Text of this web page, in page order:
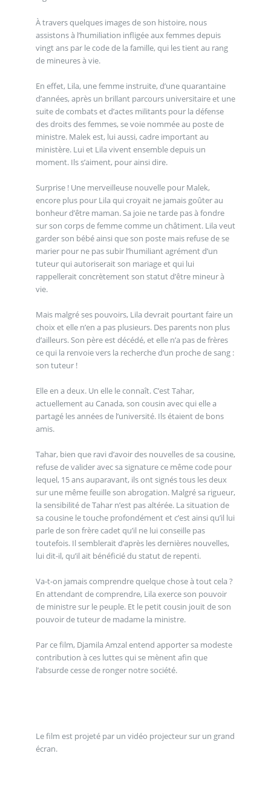
À travers quelques images de son histoire, nous
assistons à l’humiliation infligée aux femmes depuis
vingt ans par le code de la famille, qui les tient au rang
de mineures à vie.
En effet, Lila, une femme instruite, d’une quarantaine
d’années, après un brillant parcours universitaire et une
suite de combats et d’actes militants pour la défense
des droits des femmes, se voie nommée au poste de
ministre. Malek est, lui aussi, cadre important au
ministère. Lui et Lila vivent ensemble depuis un
moment. Ils s’aiment, pour ainsi dire.
Surprise ! Une merveilleuse nouvelle pour Malek,
encore plus pour Lila qui croyait ne jamais goûter au
bonheur d’être maman. Sa joie ne tarde pas à fondre
sur son corps de femme comme un châtiment. Lila veut
garder son bébé ainsi que son poste mais refuse de se
marier pour ne pas subir l’humiliant agrément d’un
tuteur qui autoriserait son mariage et qui lui
rappellerait concrètement son statut d’être mineur à
vie.
Mais malgré ses pouvoirs, Lila devrait pourtant faire un
choix et elle n’en a pas plusieurs. Des parents non plus
d’ailleurs. Son père est décédé, et elle n’a pas de frères
ce qui la renvoie vers la recherche d’un proche de sang :
son tuteur !
Elle en a deux. Un elle le connaît. C’est Tahar,
actuellement au Canada, son cousin avec qui elle a
partagé les années de l’université. Ils étaient de bons
amis.
Tahar, bien que ravi d’avoir des nouvelles de sa cousine,
refuse de valider avec sa signature ce même code pour
lequel, 15 ans auparavant, ils ont signés tous les deux
sur une même feuille son abrogation. Malgré sa rigueur,
la sensibilité de Tahar n’est pas altérée. La situation de
sa cousine le touche profondément et c’est ainsi qu’il lui
parle de son frère cadet qu’il ne lui conseille pas
toutefois. Il semblerait d’après les dernières nouvelles,
lui dit-il, qu’il ait bénéficié du statut de repenti.
Va-t-on jamais comprendre quelque chose à tout cela ?
En attendant de comprendre, Lila exerce son pouvoir
de ministre sur le peuple. Et le petit cousin jouit de son
pouvoir de tuteur de madame la ministre.
Par ce film, Djamila Amzal entend apporter sa modeste
contribution à ces luttes qui se mènent afin que
l’absurde cesse de ronger notre société.
Le film est projeté par un vidéo projecteur sur un grand
écran.